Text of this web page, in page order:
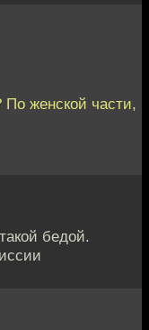
По женской части,
бедой.